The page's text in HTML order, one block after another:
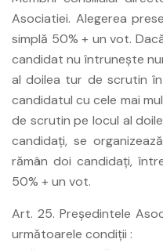
Asociatiei. Alegerea
simplă 50% + un vot.
candidat nu întruneşte
al doilea tur de scrutin
candidatul cu cele mai
de scrutin pe locul al
candidaţi, se
rămân doi candidaţi,
50% + un vot.
Art. 25. Preşedintele
următoarele condiţii :